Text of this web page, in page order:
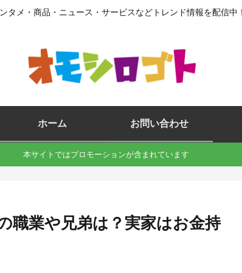
タメ・商品・ニュース・サービスなどトレンド情報を配信中
ホーム お問い合わせ
本サイトではプロモーションが含まれています
職業や兄弟は？実家はお金持